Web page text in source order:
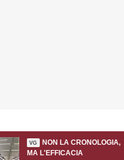
VG
NON LA CRONOLOGIA,
MA L'EFFICACIA